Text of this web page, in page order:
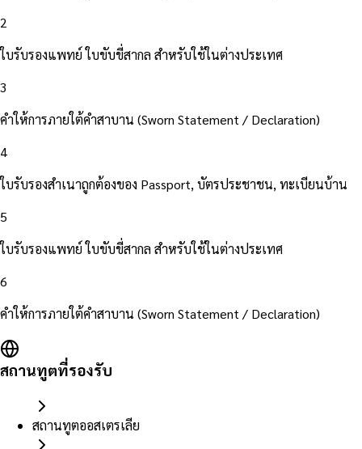
2
ใบรับรองแพทย์ ใบขับขี่สากล สำหรับใช้ในต่างประเทศ
3
คำให้การภายใต้คำสาบาน (Sworn Statement / Declaration)
4
ใบรับรองสำเนาถูกต้องของ Passport, บัตรประชาชน, ทะเบียนบ้าน
5
ใบรับรองแพทย์ ใบขับขี่สากล สำหรับใช้ในต่างประเทศ
6
คำให้การภายใต้คำสาบาน (Sworn Statement / Declaration)
สถานทูตที่รองรับ
สถานทูตออสเตรเลีย